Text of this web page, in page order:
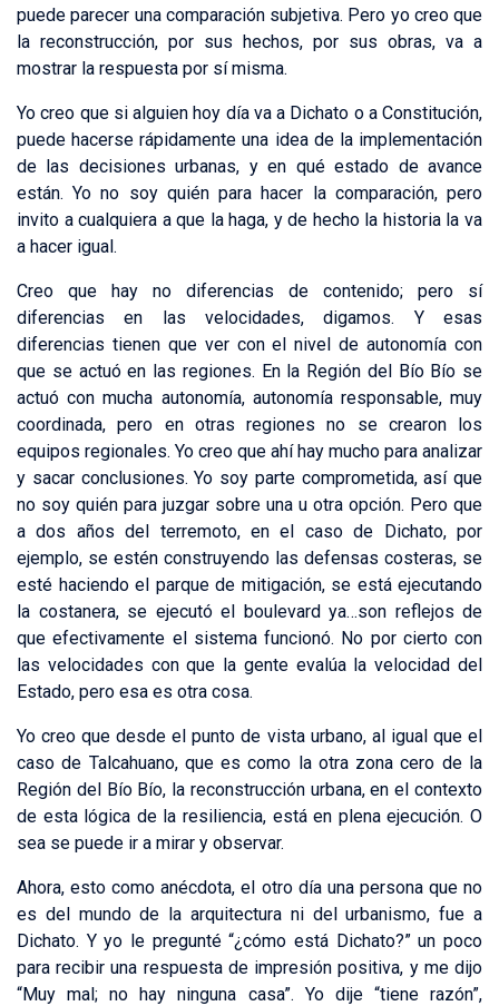
puede parecer una comparación subjetiva. Pero yo creo que
la reconstrucción, por sus hechos, por sus obras, va a
mostrar la respuesta por sí misma.
Yo creo que si alguien hoy día va a Dichato o a Constitución,
puede hacerse rápidamente una idea de la implementación
de las decisiones urbanas, y en qué estado de avance
están. Yo no soy quién para hacer la comparación, pero
invito a cualquiera a que la haga, y de hecho la historia la va
a hacer igual.
Creo que hay no diferencias de contenido; pero sí
diferencias en las velocidades, digamos. Y esas
diferencias tienen que ver con el nivel de autonomía con
que se actuó en las regiones. En la Región del Bío Bío se
actuó con mucha autonomía, autonomía responsable, muy
coordinada, pero en otras regiones no se crearon los
equipos regionales. Yo creo que ahí hay mucho para analizar
y sacar conclusiones. Yo soy parte comprometida, así que
no soy quién para juzgar sobre una u otra opción. Pero que
a dos años del terremoto, en el caso de Dichato, por
ejemplo, se estén construyendo las defensas costeras, se
esté haciendo el parque de mitigación, se está ejecutando
la costanera, se ejecutó el boulevard ya…son reflejos de
que efectivamente el sistema funcionó. No por cierto con
las velocidades con que la gente evalúa la velocidad del
Estado, pero esa es otra cosa.
Yo creo que desde el punto de vista urbano, al igual que el
caso de Talcahuano, que es como la otra zona cero de la
Región del Bío Bío, la reconstrucción urbana, en el contexto
de esta lógica de la resiliencia, está en plena ejecución. O
sea se puede ir a mirar y observar.
Ahora, esto como anécdota, el otro día una persona que no
es del mundo de la arquitectura ni del urbanismo, fue a
Dichato. Y yo le pregunté “¿cómo está Dichato?” un poco
para recibir una respuesta de impresión positiva, y me dijo
“Muy mal; no hay ninguna casa”. Yo dije “tiene razón”,